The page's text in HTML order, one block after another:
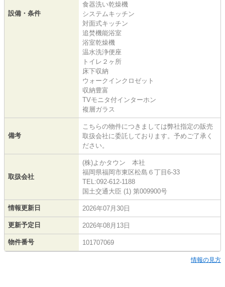
設備・条件
食器洗い乾燥機
システムキッチン
対面式キッチン
追焚機能浴室
浴室乾燥機
温水洗浄便座
トイレ２ヶ所
床下収納
ウォークインクロゼット
収納豊富
TVモニタ付インターホン
複層ガラス
備考
こちらの物件につきましては弊社指定の販売
取扱会社に委託しております。予めご了承く
ださい。
取扱会社
(株)よかタウン 本社
福岡県福岡市東区松島６丁目6-33
TEL:092-612-1188
国土交通大臣 (1) 第009900号
情報更新日 2026年07月30日
更新予定日 2026年08月13日
物件番号 101707069
情報の見方